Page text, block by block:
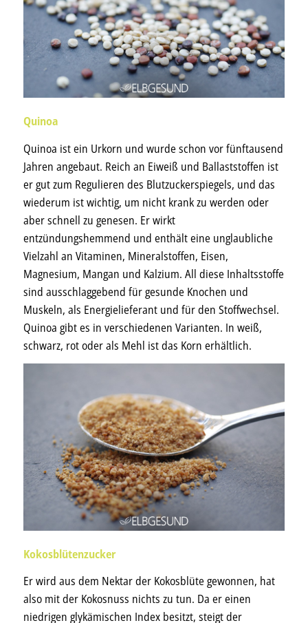
Quinoa
Quinoa ist ein Urkorn und wurde schon vor fünftausend
Jahren angebaut. Reich an Eiweiß und Ballaststoffen ist
er gut zum Regulieren des Blutzuckerspiegels, und das
wiederum ist wichtig, um nicht krank zu werden oder
aber schnell zu genesen. Er wirkt
entzündungshemmend und enthält eine unglaubliche
Vielzahl an Vitaminen, Mineralstoffen, Eisen,
Magnesium, Mangan und Kalzium. All diese Inhaltsstoffe
sind ausschlaggebend für gesunde Knochen und
Muskeln, als Energielieferant und für den Stoffwechsel.
Quinoa gibt es in verschiedenen Varianten. In weiß,
schwarz, rot oder als Mehl ist das Korn erhältlich.
Kokosblütenzucker
Er wird aus dem Nektar der Kokosblüte gewonnen, hat
also mit der Kokosnuss nichts zu tun. Da er einen
niedrigen glykämischen Index besitzt, steigt der